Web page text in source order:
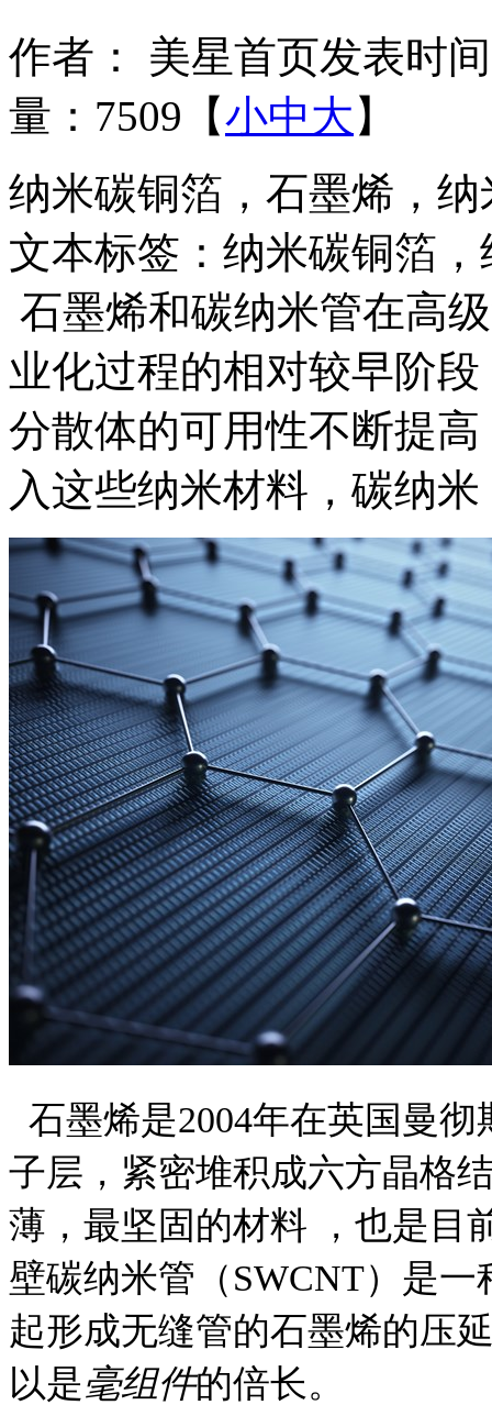
作者： 美星首页发表时
量：7509 【小中大 】
纳米碳铜箔，石墨烯，
文本标签：纳米碳铜箔
石墨烯和碳纳米管在高
业化过程的相对较早阶
分散体的可用性不断提
入这些纳米材料，碳纳
石墨烯是2004年在英国曼
子层，紧密堆积成六方晶格
薄，最坚固的材料
，也是目
壁碳纳米管（SWCNT）是
起形成无缝管的石墨烯的压
以是毫组件的倍长。